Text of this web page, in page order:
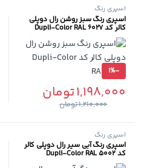
اسپری رنگ
اسپری رنگ سبز روشن رال دوپلی
کالر کد Dupli-Color RAL 6027
-
1%
1,198,000تومان
1,210,000تومان
اسپری رنگ
اسپری رنگ آبی سیر رال دوپلی کالر
کد Dupli-Color RAL 5002